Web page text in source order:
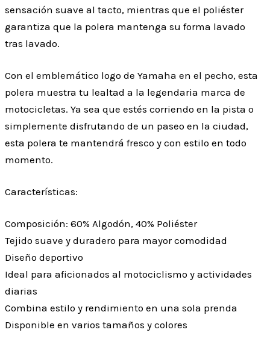
sensación suave al tacto, mientras que el poliéster
garantiza que la polera mantenga su forma lavado
tras lavado.
Con el emblemático logo de Yamaha en el pecho, esta
polera muestra tu lealtad a la legendaria marca de
motocicletas. Ya sea que estés corriendo en la pista o
simplemente disfrutando de un paseo en la ciudad,
esta polera te mantendrá fresco y con estilo en todo
momento.
Características:
Composición: 60% Algodón, 40% Poliéster
Tejido suave y duradero para mayor comodidad
Diseño deportivo
Ideal para aficionados al motociclismo y actividades
diarias
Combina estilo y rendimiento en una sola prenda
Disponible en varios tamaños y colores